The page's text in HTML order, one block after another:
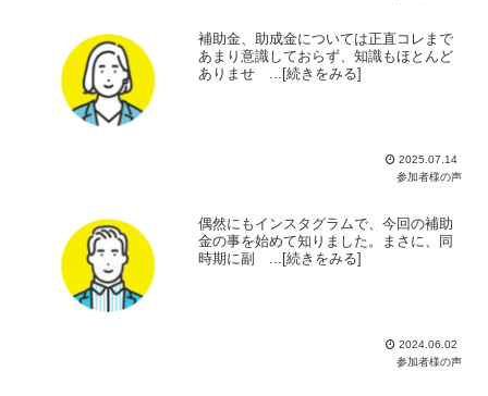
補助金、助成金については正直コレまで
あまり意識しておらず、知識もほとんど
ありませ ...[続きをみる]
2025.07.14
参加者様の声
偶然にもインスタグラムで、今回の補助
金の事を始めて知りました。まさに、同
時期に副 ...[続きをみる]
2024.06.02
参加者様の声